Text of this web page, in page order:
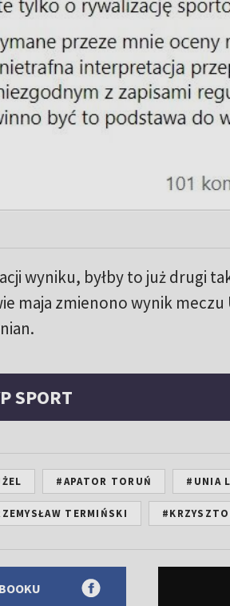
wyniku, byłby to już drugi
maja zmienono wynik
SPORT
#APATOR TORUŃ #UNIA
TERMIŃSKI